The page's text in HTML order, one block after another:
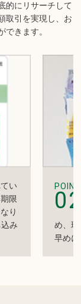
的にリサーチして
取引を実現し、お
できます。
い
限
り
み
POINT
め、
早め